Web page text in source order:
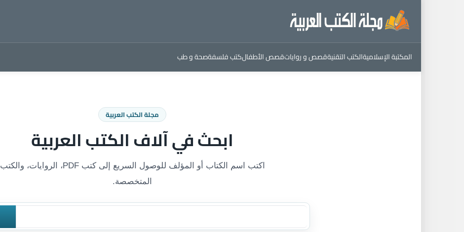
المكتبة الإسلاميةالكتب التقنيةقصص و رواياتقصص الأطفالكتب فلسفةصحة و طب
مجلة الكتب العربية
ابحث في آلاف الكتب العربية
اكتب اسم الكتاب أو المؤلف للوصول السريع إلى كتب PDF، الروايات، والكتب
المتخصصة.